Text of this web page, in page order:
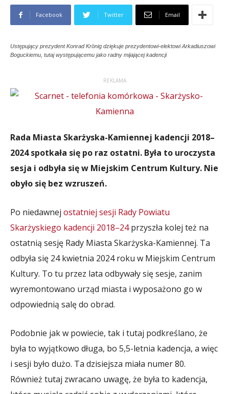
Facebook Twitter Email
Ustępujący prezydent Konrad Krönig dziękuje prezydentowi-elektowi Arkadiuszowi
Boguckiemu, tutaj występującemu jako radny mijającej kadencji
REKLAMA
Rada Miasta Skarżyska-Kamiennej kadencji 2018–
2024 spotkała się po raz ostatni. Była to uroczysta
sesja i odbyła się w Miejskim Centrum Kultury. Nie
obyło się bez wzruszeń.
Po niedawnej ostatniej sesji Rady Powiatu
Skarżyskiego kadencji 2018–24przyszła kolej też na
ostatnią sesję Rady Miasta Skarżyska-Kamiennej. Ta
odbyła się 24 kwietnia 2024 roku w Miejskim Centrum
Kultury. To tu przez lata odbywały się sesje, zanim
wyremontowano urząd miasta i wyposażono go w
odpowiednią salę do obrad.
Podobnie jak w powiecie, tak i tutaj podkreślano, że
była to wyjątkowo długa, bo 5,5-letnia kadencja, a więc
i sesji było dużo. Ta dzisiejsza miała numer 80.
Również tutaj zwracano uwagę, że była to kadencja,